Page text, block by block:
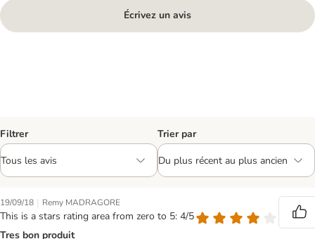
Écrivez un avis
Filtrer Trier par
19/09/18 | Remy MADRAGORE
This is a stars rating area from zero to 5: 4/5
Tres bon produit